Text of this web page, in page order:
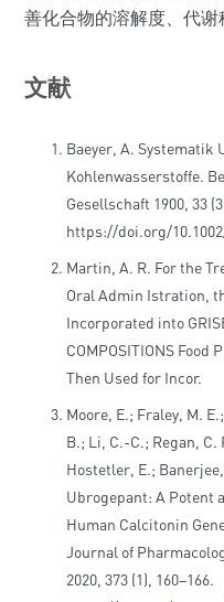
善化合物的溶解度、代谢
文献
Baeyer, A.
Kohlenwasserstoffe.
Gesellschaft 1900, 33
https://doi.org/
Martin, A. R. For the
Oral Admin Istration,
Incorporated into
COMPOSITIONS
Then Used for Incor.
Moore, E.; Fraley, M.
B.; Li, C.-C.; Regan, C.
Hostetler, E.;
Ubrogepant: A Potent
Human Calcitonin
Journal of
2020, 373 (1), 160–166.